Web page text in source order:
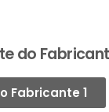
do
Fabricante 1